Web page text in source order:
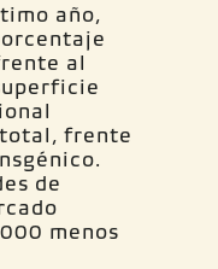
año,
al
frente
de
menos